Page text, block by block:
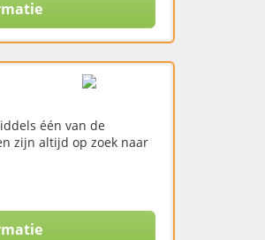
één van de
zijn altijd op zoek naar